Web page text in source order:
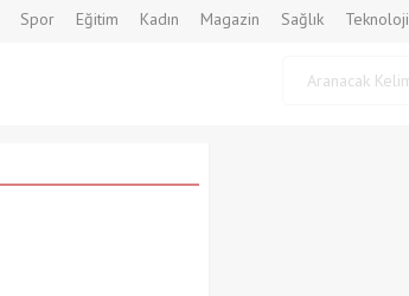
Spor Eğitim Kadın Magazin Sağlık Teknoloji